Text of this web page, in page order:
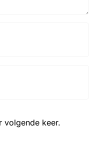
volgende keer.